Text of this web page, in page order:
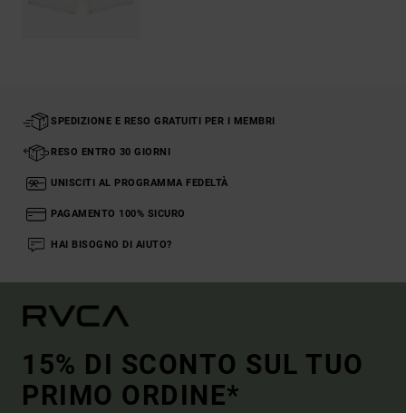
SPEDIZIONE E RESO GRATUITI PER I MEMBRI
RESO ENTRO 30 GIORNI
UNISCITI AL PROGRAMMA FEDELTÀ
PAGAMENTO 100% SICURO
HAI BISOGNO DI AIUTO?
15% DI SCONTO SUL TUO
PRIMO ORDINE*